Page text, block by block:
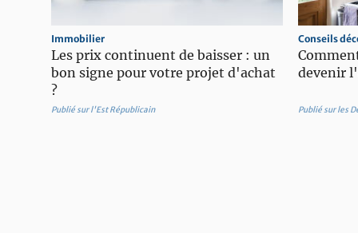
Immobilier
Les prix continuent de baisser : un
bon signe pour votre projet d'achat
?
Publié sur l'Est Républicain
Conseils
devenir
Publié sur les